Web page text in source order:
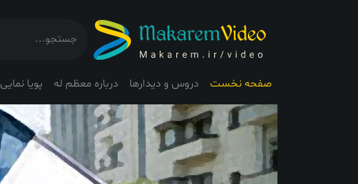
صفحه نخست دروس و دیدارها درباره معظم له پویا نمایی